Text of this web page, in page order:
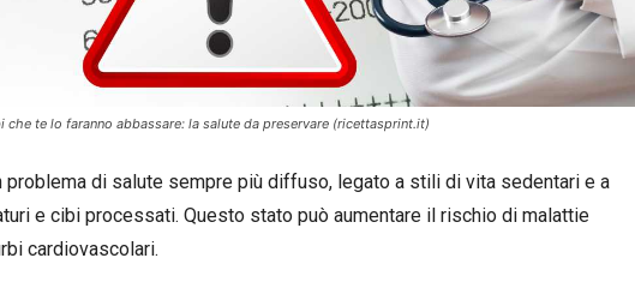
te lo faranno abbassare: la salute da preservare (ricettasprint.it)
problema di salute sempre più diffuso, legato a stili di vita sedentari e a
e cibi processati. Questo stato può aumentare il rischio di malattie
cardiovascolari.